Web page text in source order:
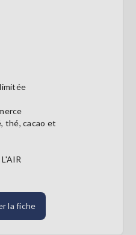
thé, cacao et
la fiche